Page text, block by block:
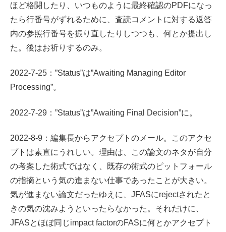
ほど格闘したり、いつものように最終確認のPDFになっ
たら行番号がずれるために、査読コメントに対する返答
内の参照行番号を振り直したりしつつも、何とか提出し
た。後はお祈りするのみ。
2022-7-25：”Status”は”Awaiting Managing Editor
Processing”。
2022-7-29：”Status”は”Awaiting Final Decision”に。
2022-8-9：編集長からアクセプトのメール。このアクセ
プトは素直にうれしい。理由は、この論文のネタが自分
の考案した術式ではなく、既存の術式のピットフォール
の指摘という気の進まない仕事であったことが大きい。
気が進まない論文だったゆえに、JFASにrejectされたと
きの気の沈みようといったらなかった。それだけに、
JFASとほぼ同じimpact factorのFASに何とかアクセプト